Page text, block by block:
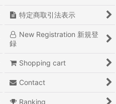
特定商取引法表示
New Registration 新規登
録
Shopping cart
Contact
Ranking